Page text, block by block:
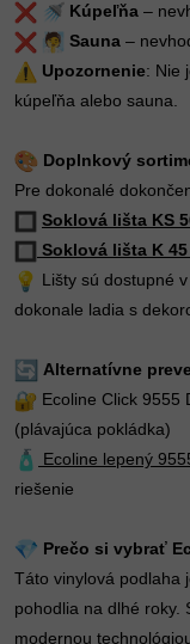
Kúpeľňa –
Sauna –
Upozornenie: Nie
kúpeľňa alebo sauna.
Doplnkový
Pre dokonalé
Soklová lišta KS
Soklová lišta K 45
Lišty sú dostupné
dokonale ladia s
Alternatívne
Ecoline Click 9555
(plávajúca pokládka)
Ecoline lepený
riešenie
Prečo si vybrať
Táto vinylová podlaha
pohodlia na dlhé roky.
modernou